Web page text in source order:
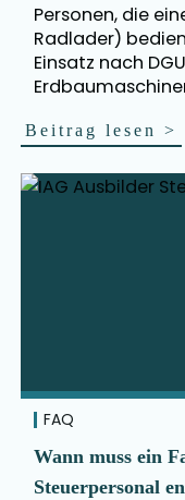
Personen, die
Radlader)
Einsatz nach
Beitrag lesen>
FAQ
Wann muss ein
Steuerpersonal